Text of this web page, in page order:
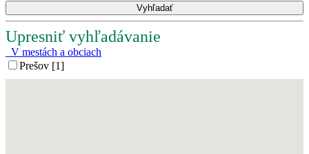
Upresniť vyhľadávanie
V mestách a obciach
Prešov [1]